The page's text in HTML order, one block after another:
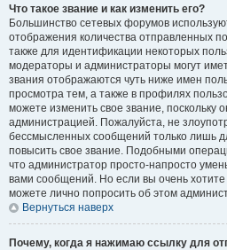
Что такое звание и как изменить его?
Большинство сетевых форумов
отображения количества отправленных
также для идентификации некоторых
модераторы и администраторы могут
звания отображаются чуть ниже имен
просмотра тем, а также в профилях
можете изменить свое звание, поскольку
администрацией. Пожалуйста, не
бессмысленных сообщений только лишь
повысить свое звание. Подобными
что администратор просто-напросто
вами сообщений. Но если вы очень хотите
можете лично попросить об этом
Вернуться наверх
Почему, когда я нажимаю ссылку для